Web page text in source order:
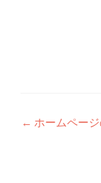
投
← ホームペー